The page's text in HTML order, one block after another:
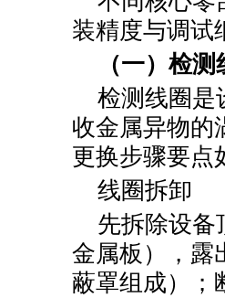
装精度与调试
（一）检
检测线圈是
收金属异物的
更换步骤要点
线圈拆卸
先拆除设备
金属板），露
蔽罩组成）；